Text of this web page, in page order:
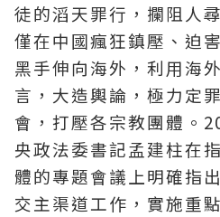
徒的滔天罪行，攔阻人
僅在中國瘋狂鎮壓、迫
黑手伸向海外，利用海
言，大造輿論，極力定
會，打壓各宗教團體。
央政法委書記孟建柱在
體的專題會議上明確指
交主渠道工作，實施重